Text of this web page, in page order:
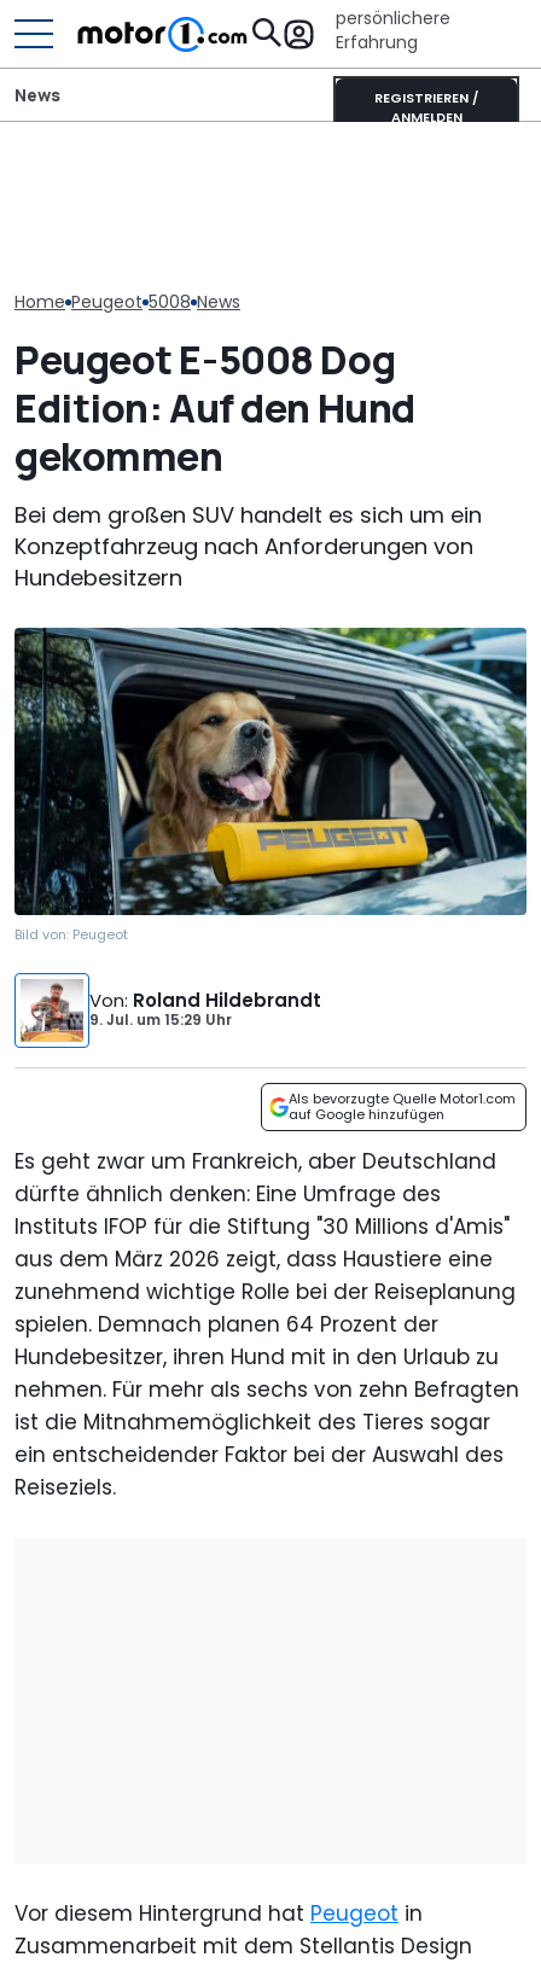
persönlichere
Erfahrung
REGISTRIEREN /
ANMELDEN
News
Home Peugeot 5008 News
Peugeot E-5008 Dog
Edition: Auf den Hund
gekommen
Bei dem großen SUV handelt es sich um ein
Konzeptfahrzeug nach Anforderungen von
Hundebesitzern
Bild von: Peugeot
Von: Roland Hildebrandt
9. Jul. um15:29 Uhr
Als bevorzugte Quelle Motor1.com
auf Google hinzufügen
Es geht zwar um Frankreich, aber Deutschland
dürfte ähnlich denken: Eine Umfrage des
Instituts IFOP für die Stiftung "30 Millions d'Amis"
aus dem März 2026 zeigt, dass Haustiere eine
zunehmend wichtige Rolle bei der Reiseplanung
spielen. Demnach planen 64 Prozent der
Hundebesitzer, ihren Hund mit in den Urlaub zu
nehmen. Für mehr als sechs von zehn Befragten
ist die Mitnahmemöglichkeit des Tieres sogar
ein entscheidender Faktor bei der Auswahl des
Reiseziels.
Vor diesem Hintergrund hat Peugeot in
Zusammenarbeit mit dem Stellantis Design